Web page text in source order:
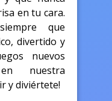
en tu cara.
que
divertido y
nuevos
nuestra
y diviértete!